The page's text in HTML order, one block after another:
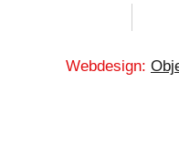
Webdesign: